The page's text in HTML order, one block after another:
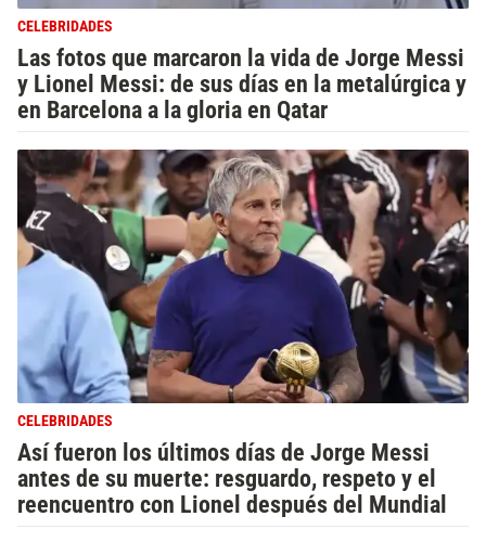
CELEBRIDADES
Las fotos que marcaron la vida de Jorge Messi
y Lionel Messi: de sus días en la metalúrgica y
en Barcelona a la gloria en Qatar
CELEBRIDADES
Así fueron los últimos días de Jorge Messi
antes de su muerte: resguardo, respeto y el
reencuentro con Lionel después del Mundial